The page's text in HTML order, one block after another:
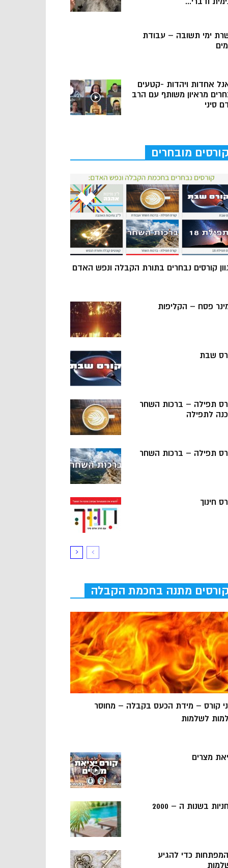
ימי תשובה – עבודת
אחדות ויהדות -קטעים
מראיון משותף עם הרב
סיני
קורסים מובחרים
קורסים נבחרים בתורת הקבלה ונפש האדם
פסח – הקליפות
שבת
תפילה – ברכות השחר
לתפילה
תפילה – ברכות השחר
חינוך
קורסים מתנה בחכמת הקבלה
קורס – מידת הכעס בקבלה – מחוסר
לשלמות
מצרים
בשנות ה – 2000
5 המפתחות כדי להגיע